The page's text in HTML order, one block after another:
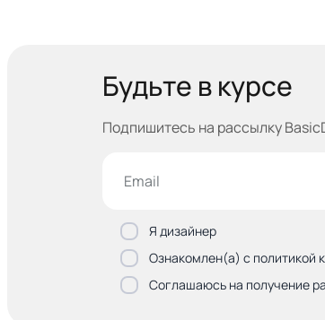
Будьте в курсе
Подпишитесь на рассылку
Я дизайнер
Ознакомлен(а) с политикой
Соглашаюсь на получение